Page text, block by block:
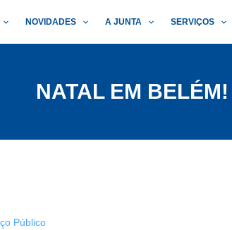
NOVIDADES A JUNTA SERVIÇOS
NATAL EM BELÉM!
Público